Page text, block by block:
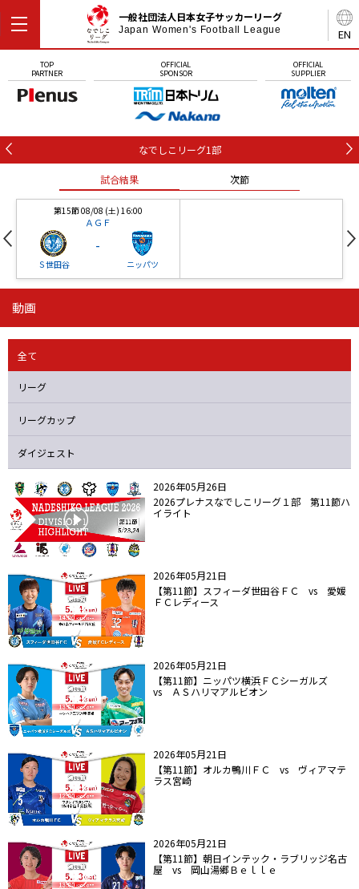
EN
一般社団法人日本女子サッカーリーグ
Japan Women's Football League
TOP
PARTNER
OFFICIAL
SPONSOR
OFFICIAL
SUPPLIER
なでしこリーグ1部
試合結果 次節
第15節 08/08 (土) 16:00
ＡＧＦ
Ｓ世田谷
-
ニッパツ
ニッパツ
ニッパツ 名古屋
石人の星
静岡 愛媛Ｌ
動画
全て
リーグ
リーグカップ
ダイジェスト
2026年05月26日
2026プレナスなでしこリーグ１部 第11節ハ
イライト
2026年05月21日
【第11節】スフィーダ世田谷ＦＣ vs 愛媛
ＦＣレディース
2026年05月21日
【第11節】ニッパツ横浜ＦＣシーガルズ
vs ＡＳハリマアルビオン
2026年05月21日
【第11節】オルカ鴨川ＦＣ vs ヴィアマテ
ラス宮崎
2026年05月21日
【第11節】朝日インテック・ラブリッジ名古
屋 vs 岡山湯郷Ｂｅｌｌｅ